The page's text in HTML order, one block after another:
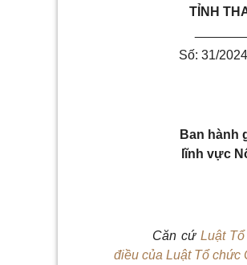
TỈNH
Số: 31/
Ban hành
lĩnh vực
Căn cứ Luật
điều của Luật Tổ chức